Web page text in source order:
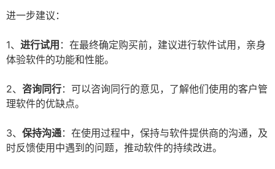
进一步建议：
1、 进行试用 ：在最终确定购买前，建议进行软件试用，亲身
体验软件的功能和性能。
2、 咨询同行：可以咨询同行的意见，了解他们使用的客户管
理软件的优缺点。
3、 保持沟通：在使用过程中，保持与软件提供商的沟通，及
时反馈使用中遇到的问题，推动软件的持续改进。